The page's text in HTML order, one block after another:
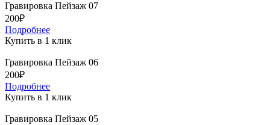
Гравировка Пейзаж 07
200₽
Подробнее
Купить в 1 клик
Гравировка Пейзаж 06
200₽
Подробнее
Купить в 1 клик
Гравировка Пейзаж 05